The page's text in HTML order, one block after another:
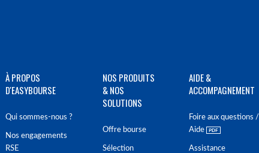
À PROPOS
D'EASYBOURSE
Qui sommes-nous ?
Nos engagements
RSE
NOS PRODUITS
& NOS
SOLUTIONS
Offre bourse
Sélection
AIDE &
ACCOMPAGNEMENT
Foire aux questions /
Aide
Assistance